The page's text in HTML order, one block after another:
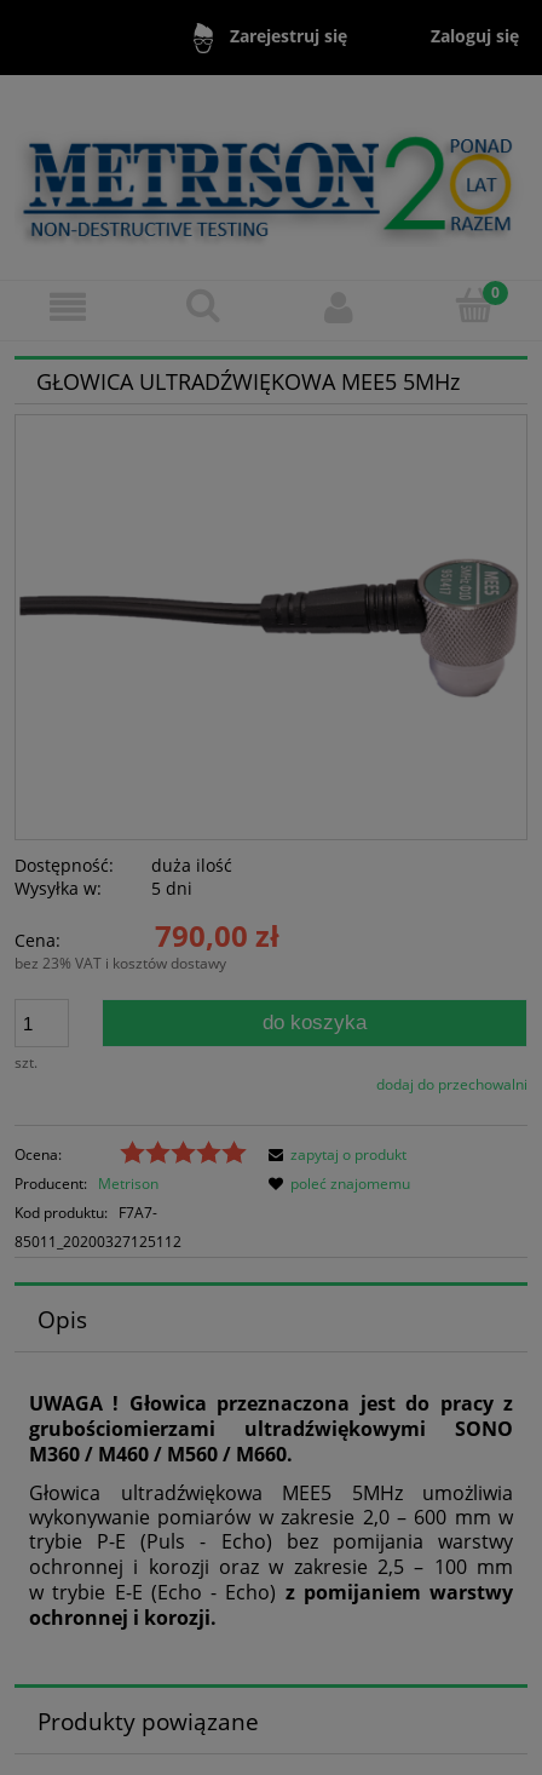
Zarejestruj się Zaloguj się
GŁOWICA ULTRADŹWIĘKOWA MEE5 5MHz
Dostępność:
duża ilość
Wysyłka w:
5 dni
Cena: 790,00 zł
bez 23% VAT i kosztów dostawy
szt.
do koszyka
dodaj do przechowalni
Ocena:
Producent:
Metrison
Kod produktu:
F7A7-
85011_20200327125112
zapytaj o produkt
poleć znajomemu
Opis
UWAGA ! Głowica przeznaczona jest do pracy z
grubościomierzami ultradźwiękowymi SONO
M360 / M460 / M560 / M660.
Głowica ultradźwiękowa MEE5 5MHz umożliwia
wykonywanie pomiarów w zakresie 2,0 – 600 mm w
trybie P-E (Puls - Echo) bez pomijania warstwy
ochronnej i korozji orazw zakresie 2,5 – 100 mm
wtrybie E-E (Echo - Echo) z pomijaniem warstwy
ochronnej i korozji.
Produkty powiązane